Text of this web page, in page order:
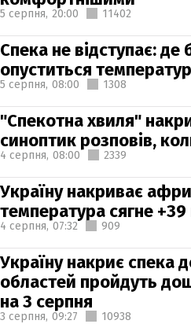
5 серпня, 20:00 11402
Спека не відступає: де
опуститься
5 серпня, 08:00 1308
"Спекотна хвиля"
синоптик розповів,
4 серпня, 08:00 2339
Україну накриває
температура сягне +39
4 серпня, 07:32 909
Україну накриє спека
областей пройдуть
на 3 серпня
3 серпня, 09:27 10938